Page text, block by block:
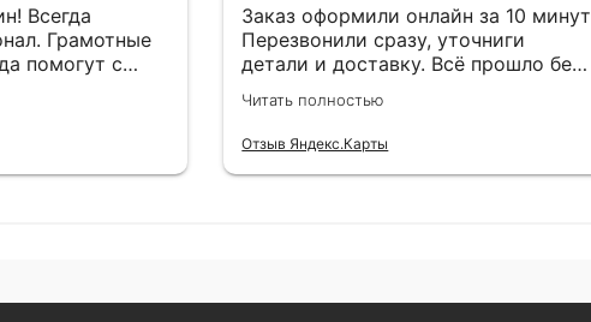
Всегда
Грамотные
помогут с
в
Заказ оформили онлайн за 10 минут
Перезвонили сразу, уточниги
детали и доставку. Всё прошло без
лишней суеты.
Читать полностью
Отзыв Яндекс.Карты